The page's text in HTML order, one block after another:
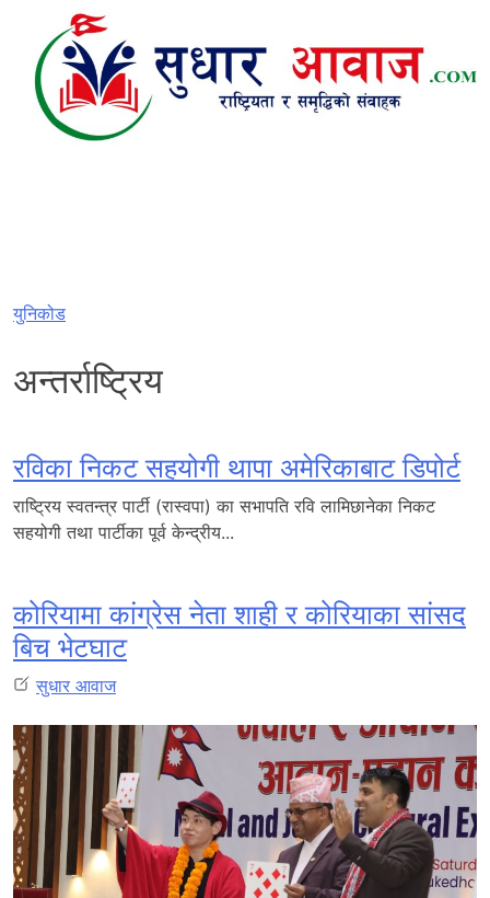
content
युनिकोड
अन्तर्राष्ट्रिय
रविका निकट सहयोगी थापा अमेरिकाबाट डिपोर्ट
राष्ट्रिय स्वतन्त्र पार्टी (रास्वपा) का सभापति रवि लामिछानेका निकट
सहयोगी तथा पार्टीका पूर्व केन्द्रीय...
कोरियामा कांग्रेस नेता शाही र कोरियाका सांसद
बिच भेटघाट
सुधार आवाज